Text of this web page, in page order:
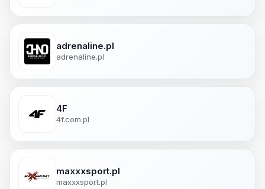
adrenaline.pl
adrenaline.pl
4F
4f.com.pl
maxxxsport.pl
maxxxsport.pl